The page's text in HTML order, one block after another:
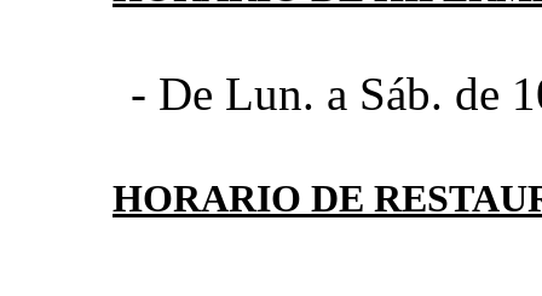
- De Lun. a Sáb. de
HORARIO DE